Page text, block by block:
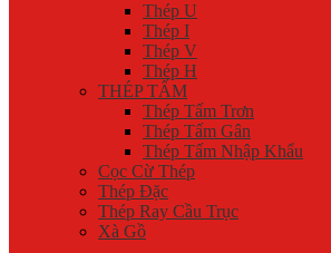
Thép U
Thép I
Thép V
Thép H
THÉP TẤM
Thép Tấm Trơn
Thép Tấm Gân
Thép Tấm Nhập Khẩu
Cọc Cừ Thép
Thép Đặc
Thép Ray Cầu Trục
Xà Gồ